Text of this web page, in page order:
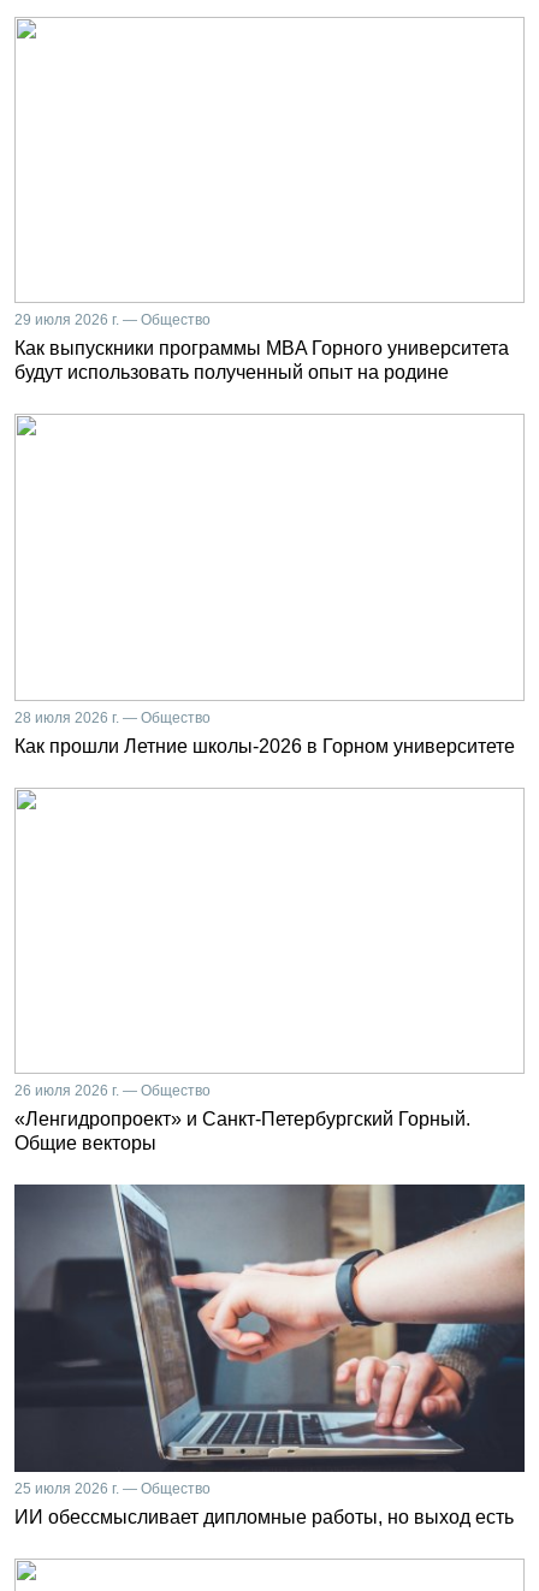
29 июля 2026 г. — Общество
Как выпускники программы MBA Горного университета
будут использовать полученный опыт на родине
28 июля 2026 г. — Общество
Как прошли Летние школы-2026 в Горном университете
26 июля 2026 г. — Общество
«Ленгидропроект» и Санкт-Петербургский Горный.
Общие векторы
25 июля 2026 г. — Общество
ИИ обессмысливает дипломные работы, но выход есть